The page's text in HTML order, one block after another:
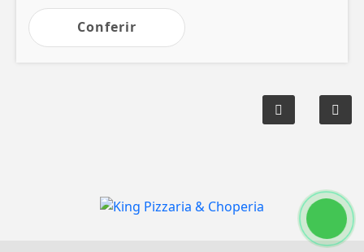
Conferir